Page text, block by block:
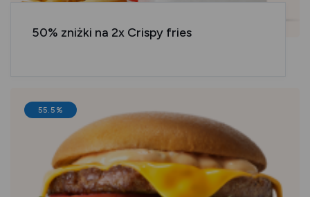
50% zniżki na 2x Crispy fries
55.5%